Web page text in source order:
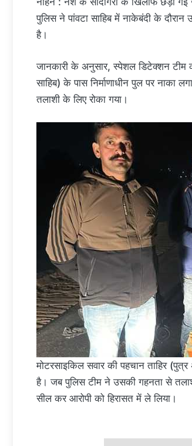
पुलिस ने पांवटा साहिब में नाकेबंदी के
है।
जानकारी के अनुसार, स्पेशल डिटेक्शन टीम
साहिब) के पास निर्माणाधीन पुल पर
तलाशी के लिए रोका गया।
मोटरसाइकिल सवार की पहचान ताहिर
है। जब पुलिस टीम ने उसकी गहनता से
सील कर आरोपी को हिरासत में ले लिया।